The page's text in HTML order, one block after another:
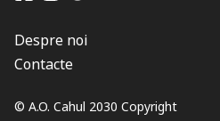
© A.O. Cahul 2030 Copyright
Despre noi
Contacte